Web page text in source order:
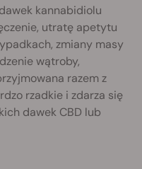
kannabidiolu
utratę apetytu
zmiany masy
wątroby,
razem z
rzadkie i zdarza się
dawek CBD lub